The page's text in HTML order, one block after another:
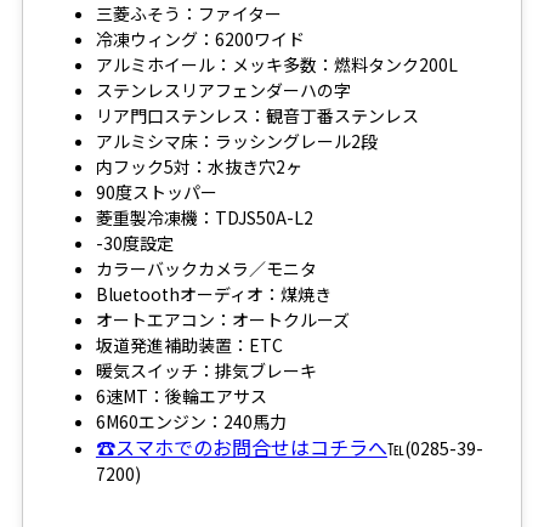
三菱ふそう：ファイター
冷凍ウィング：6200ワイド
アルミホイール：メッキ多数：燃料タンク200L
ステンレスリアフェンダーハの字
リア門口ステンレス：観音丁番ステンレス
アルミシマ床：ラッシングレール2段
内フック5対：水抜き穴2ヶ
90度ストッパー
菱重製冷凍機：TDJS50A-L2
-30度設定
カラーバックカメラ／モニタ
Bluetoothオーディオ：煤焼き
オートエアコン：オートクルーズ
坂道発進補助装置：ETC
暖気スイッチ：排気ブレーキ
6速MT：後輪エアサス
6M60エンジン：240馬力
☎スマホでのお問合せはコチラへ℡(0285-39-
7200)